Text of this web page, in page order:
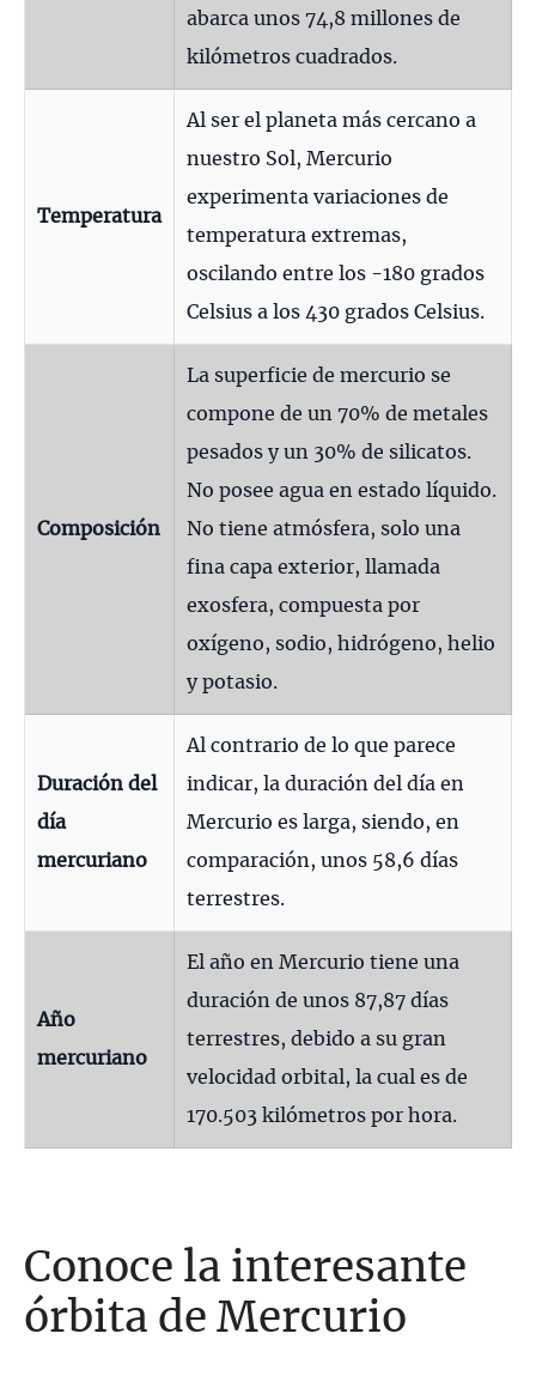
abarca unos 74,8 millones de
kilómetros cuadrados.
Temperatura
Al ser el planeta más cercano a
nuestro Sol, Mercurio
experimenta variaciones de
temperatura extremas,
oscilando entre los -180 grados
Celsius a los 430 grados Celsius.
Composición
La superficie de mercurio se
compone de un 70% de metales
pesados y un 30% de silicatos.
No posee agua en estado líquido.
No tiene atmósfera, solo una
fina capa exterior, llamada
exosfera, compuesta por
oxígeno, sodio, hidrógeno, helio
y potasio.
Duración del
día
mercuriano
Al contrario de lo que parece
indicar, la duración del día en
Mercurio es larga, siendo, en
comparación, unos 58,6 días
terrestres.
Año
mercuriano
El año en Mercurio tiene una
duración de unos 87,87 días
terrestres, debido a su gran
velocidad orbital, la cual es de
170.503 kilómetros por hora.
Conoce la interesante
órbita de Mercurio